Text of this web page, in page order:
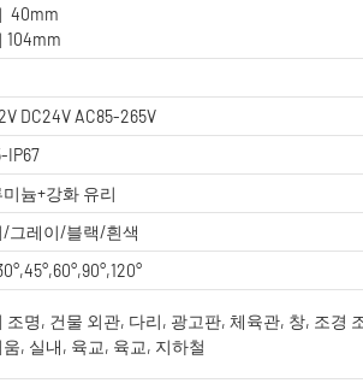
40mm
104mm
DC24V AC85-265V
IP67
늄+강화 유리
/그레이/블랙/흰색
조명, 건물 외관, 다리, 광고판, 체육관, 창, 조경
움, 실내, 육교, 육교, 지하철